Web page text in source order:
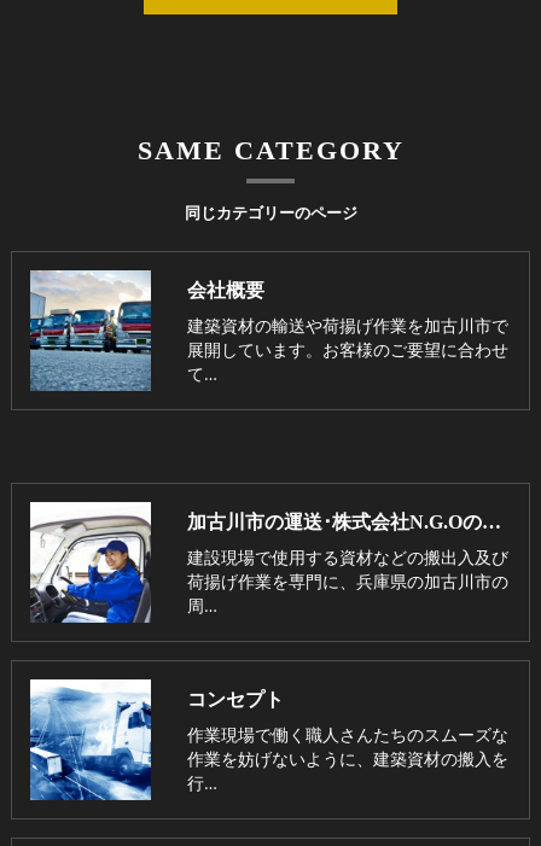
同じカテゴリーのページ
SAME CATEGORY
会社概要
建築資材の輸送や荷揚げ作業を加古川市で
展開しています。お客様のご要望に合わせ
て…
加古川市の運送･株式会社N.G.Oの口コミ情報
建設現場で使用する資材などの搬出入及び
荷揚げ作業を専門に、兵庫県の加古川市の
周…
コンセプト
作業現場で働く職人さんたちのスムーズな
作業を妨げないように、建築資材の搬入を
行…